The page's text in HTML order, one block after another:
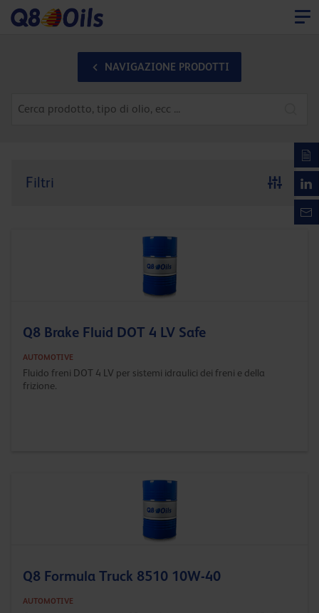
NAVIGAZIONE PRODOTTI
Filtri
Q8 Brake Fluid DOT 4 LV Safe
AUTOMOTIVE
Fluido freni DOT 4 LV per sistemi idraulici dei freni e della
frizione.
Q8 Formula Truck 8510 10W-40
AUTOMOTIVE